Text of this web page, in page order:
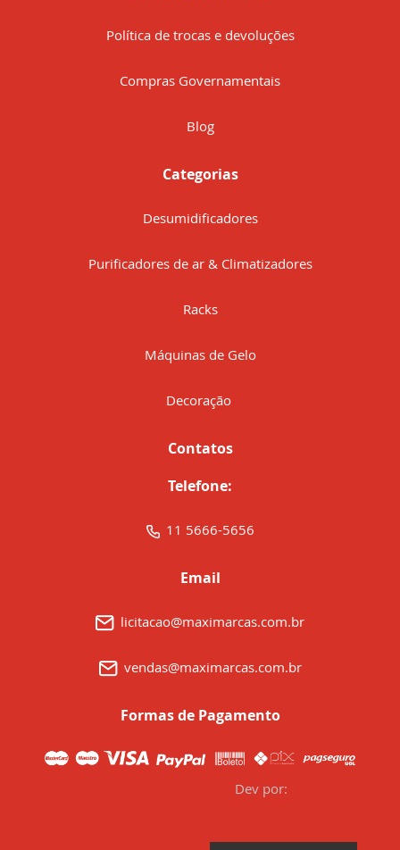
Política de trocas e devoluções
Compras Governamentais
Blog
Categorias
Desumidificadores
Purificadores de ar & Climatizadores
Racks
Máquinas de Gelo
Decoração
Contatos
Telefone:
11 5666-5656
Email
licitacao@maximarcas.com.br
vendas@maximarcas.com.br
Formas de Pagamento
Dev por: